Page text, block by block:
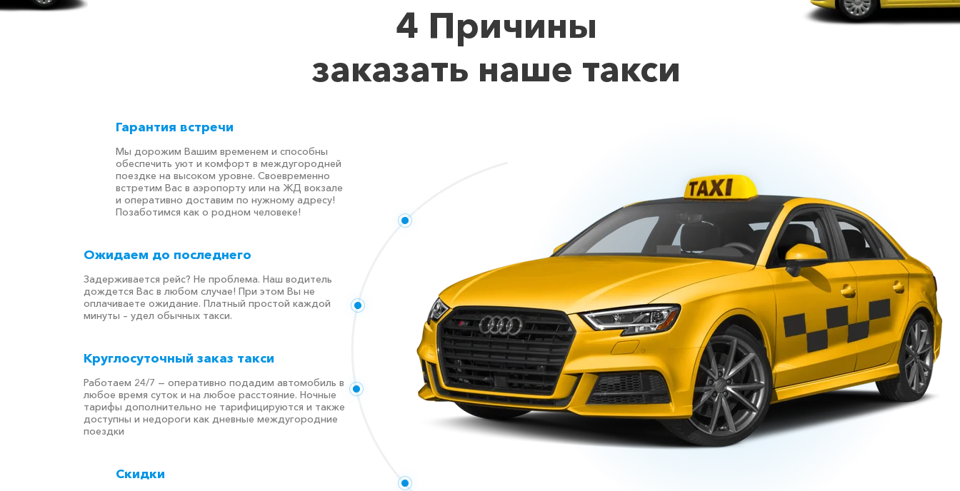
4 Причины
заказать наше такси
Гарантия встречи
Мы дорожим Вашим временем и способны
обеспечить уют и комфорт в междугородней
поездке на высоком уровне. Своевременно
встретим Вас в аэропорту или на ЖД вокзале
и оперативно доставим по нужному адресу!
Позаботимся как о родном человеке!
Ожидаем до последнего
Задерживается рейс? Не проблема. Наш водитель
дождется Вас в любом случае! При этом Вы не
оплачиваете ожидание. Платный простой каждой
минуты – удел обычных такси.
Круглосуточный заказ такси
Работаем 24/7 — оперативно подадим автомобиль в
любое время суток и на любое расстояние. Ночные
тарифы дополнительно не тарифицируются и также
доступны и недороги как дневные междугородние
поездки
Скидки